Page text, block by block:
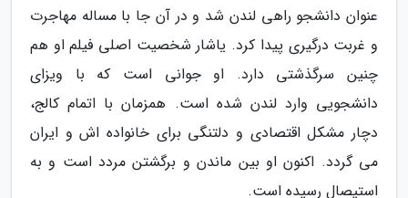
عنوان دانشجو راهی لندن شد و در آن جا با مساله مهاجرت
و غربت درگیری پیدا کرد. یاشار شخصیت اصلی فیلم او هم
چنین سرگذشتی دارد. او جوانی است که با ویزای
دانشجویی وارد لندن شده است. همزمان با اتمام کالج،
دچار مشکل اقتصادی و دلتنگی برای خانواده اش و ایران
می گردد. اکنون او بین ماندن و برگشتن مردد است و به
استیصال رسیده است.